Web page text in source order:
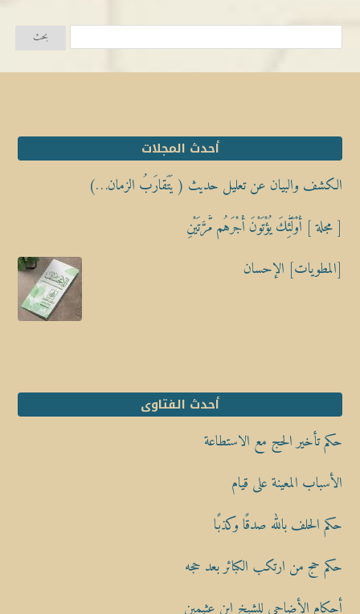
أحدث المجلات
الكشف والبيان عن تعليل حديث ( يَتَقارَبُ الزمان…)
[ مجلة ] أُوْلَٰٓئِكَ يُؤْتَوْنَ أَجْرَهُم مَّرَّتَيْنِ
[المطويات] الإحسان
أحدث الفتاوى
حكم تأخير الحج مع الاستطاعة
الأسباب المعينة على قيام
حكم الحلف بالله صدقًا وكذبًا
حكم حج من ارتكب الكبائر بعد حجه